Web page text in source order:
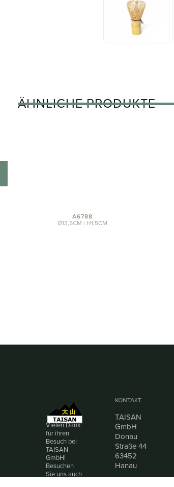
ÄHNLICHE PRODUKTE
A6788
Ø13,5CM | H1,5CM
Vielen Dank
für ihren
Besuch bei
TAISAN
GmbH!
Besuchen
Sie uns auch
KONTAKT
TAISAN
GmbH
Donau
Straße 44
63452
Hanau